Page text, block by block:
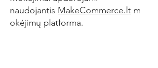
naudojantis MakeCommerce.lt m
okėjimų platforma.